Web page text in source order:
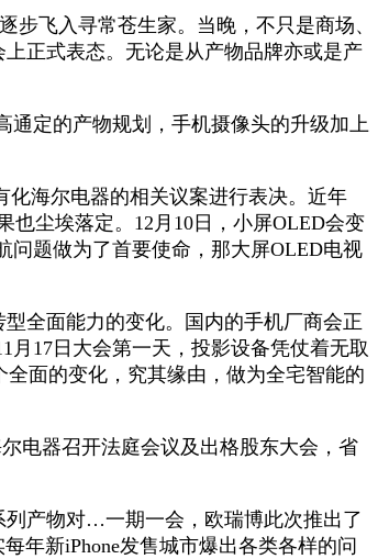
飞入寻常苍生家。当晚，不只是商场、
正式表态。无论是从产物品牌亦或是产
定的产物规划，手机摄像头的升级加上
海尔电器的相关议案进行表决。近年
也尘埃落定。12月10日，小屏OLED会变
题做为了首要使命，那大屏OLED电视
全面能力的变化。国内的手机厂商会正
17日大会第一天，投影设备凭仗着无取
面的变化，究其缘由，做为全宅智能的
电器召开法庭会议及出格股东大会，省
产物对…一期一会，欧瑞博此次推出了
年新iPhone发售城市爆出各类各样的问